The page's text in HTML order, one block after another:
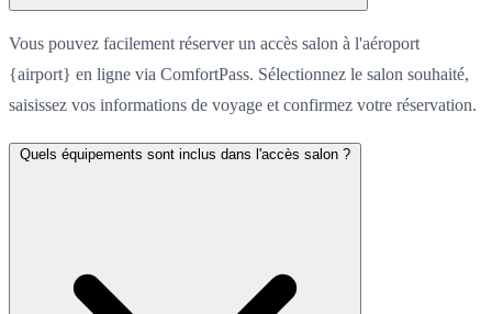
Vous pouvez facilement réserver un accès salon à l'aéroport
{airport} en ligne via ComfortPass. Sélectionnez le salon souhaité,
saisissez vos informations de voyage et confirmez votre réservation.
Quels équipements sont inclus dans l'accès salon ?